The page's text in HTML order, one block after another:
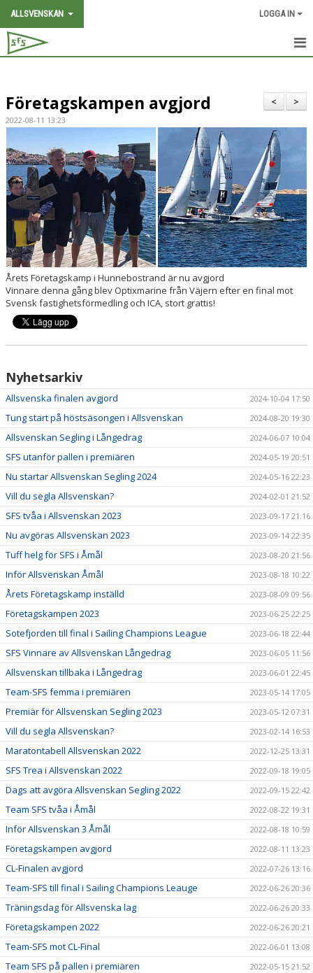
ALLSVENSKAN LOGGA IN
NYHETER
TEAM-SFS
FAKTA ALLSVENSKAN
PARTNERS
J/70
BILDER
MEDIA
FÖRETAGSKAMPEN
>
<
Företagskampen avgjord
2022-08-11 13:23
Årets Företagskamp i Hunnebostrand är nu avgjord
Vinnare denna gång blev Optixmarine från Väjern efter en final mot
Svensk fastighetsförmedling och ICA, stort grattis!
Nyhetsarkiv
Allsvenska finalen avgjord 2024-10-04 17:50
Tung start på höstsäsongen i Allsvenskan 2024-08-20 19:30
Allsvenskan Segling i Långedrag 2024-06-07 10:04
SFS utanför pallen i premiären 2024-05-19 20:51
Nu startar Allsvenskan Segling 2024 2024-05-16 22:23
Vill du segla Allsvenskan? 2024-02-01 21:52
SFS tvåa i Allsvenskan 2023 2023-09-17 21:16
Nu avgöras Allsvenskan 2023 2023-09-14 22:35
Tuff helg för SFS i Åmål 2023-08-20 21:56
Inför Allsvenskan Åmål 2023-08-18 10:22
Årets Företagskamp inställd 2023-08-09 09:56
Företagskampen 2023 2023-06-25 22:25
Sotefjorden till final i Sailing Champions League 2023-06-18 22:44
SFS Vinnare av Allsvenskan Långedrag 2023-06-05 11:56
Allsvenskan tillbaka i Långedrag 2023-06-01 22:45
Team-SFS femma i premiären 2023-05-14 17:05
Premiär för Allsvenskan Segling 2023 2023-05-12 07:31
Vill du segla Allsvenskan? 2023-02-14 16:53
Maratontabell Allsvenskan 2022 2022-12-25 13:31
SFS Trea i Allsvenskan 2022 2022-09-18 19:05
Dags att avgöra Allsvenskan Segling 2022 2022-09-15 22:42
Team SFS tvåa i Åmål 2022-08-22 19:31
Inför Allsvenskan 3 Åmål 2022-08-18 10:59
Företagskampen avgjord 2022-08-11 13:23
CL-Finalen avgjord 2022-07-26 13:16
Team-SFS till final i Sailing Champions Leauge 2022-06-26 20:36
Träningsdag för Allsvenska lag 2022-06-26 20:33
Företagskampen 2022 2022-06-26 20:21
Team-SFS mot CL-Final 2022-06-01 13:08
Team SFS på pallen i premiären 2022-05-15 21:52